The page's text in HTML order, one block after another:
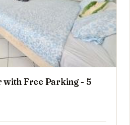
Free Parking - 5